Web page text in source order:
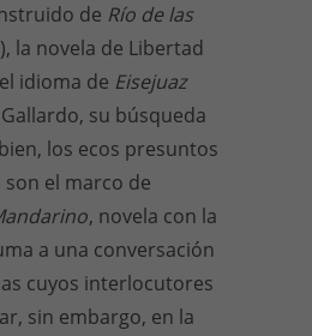
de Río de las
la novela de Libertad
idioma de Eisejuaz
su búsqueda
los ecos presuntos
el marco de
, novela con la
a una conversación
cuyos interlocutores
sin embargo, en la